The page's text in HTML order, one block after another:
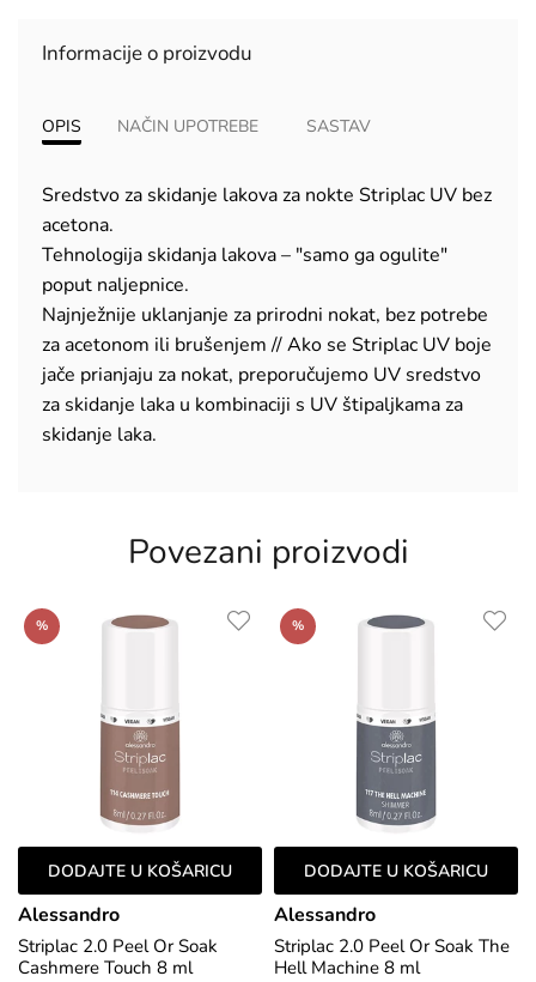
Informacije o proizvodu
OPIS NAČIN UPOTREBE SASTAV
Sredstvo za skidanje lakova za nokte Striplac UV bez
acetona.
Tehnologija skidanja lakova – "samo ga ogulite"
poput naljepnice.
Najnježnije uklanjanje za prirodni nokat, bez potrebe
za acetonom ili brušenjem // Ako se Striplac UV boje
jače prianjaju za nokat, preporučujemo UV sredstvo
za skidanje laka u kombinaciji s UV štipaljkama za
skidanje laka.
Povezani proizvodi
%
DODAJTE U KOŠARICU
Alessandro
Striplac 2.0 Peel Or Soak
Cashmere Touch 8 ml
%
DODAJTE U KOŠARICU
Alessandro
Striplac 2.0 Peel Or Soak The
Hell Machine 8 ml